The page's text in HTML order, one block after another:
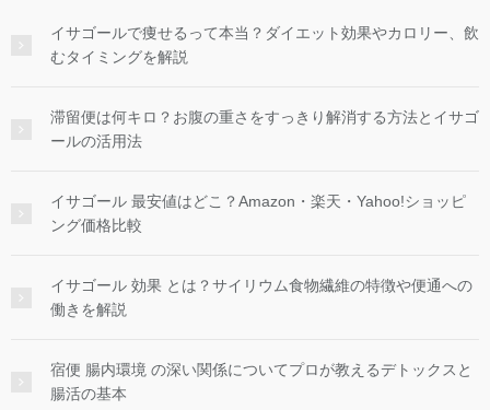
イサゴールで痩せるって本当？ダイエット効果やカロリー、飲
むタイミングを解説
滞留便は何キロ？お腹の重さをすっきり解消する方法とイサゴ
ールの活用法
イサゴール 最安値はどこ？Amazon・楽天・Yahoo!ショッピ
ング価格比較
イサゴール 効果 とは？サイリウム食物繊維の特徴や便通への
働きを解説
宿便 腸内環境 の深い関係についてプロが教えるデトックスと
腸活の基本